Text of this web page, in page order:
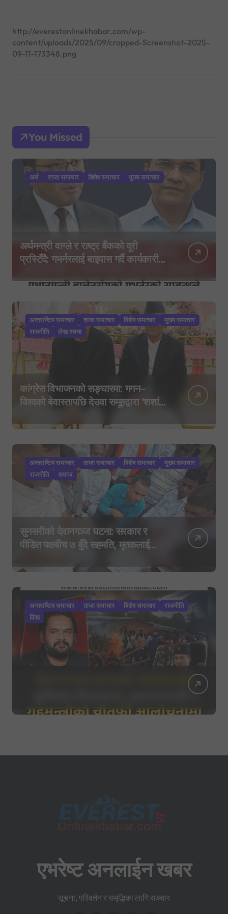
http://everestonlinekhabar.com/wp-
content/uploads/2025/09/cropped-Screenshot-2025-
09-11-173348.png
You Missed
अर्थ ताजा समाचार बिशेष समाचार मुख्य समाचार
अर्थमन्त्री वाग्ले र राष्ट्र बैंकको दूरी
प्रस्टिँदै: गभर्नरलाई बाइपास गर्दै कार्यकारी
अन्तराष्टिय समाचार ताजा समाचार बिशेष समाचार
मुख्य समाचार
राजनीति
लेख रचना
कांग्रेस विभाजनको सङ्घारमा: गगन–
विश्वको बेवास्तापछि देउवा समूहद्वारा ‘शशांक
यात्राको घोषणा तयारी!
अन्तराष्टिय समाचार ताजा समाचार बिशेष समाचार
मुख्य समाचार
राजनीति
समाज
सुनसरीको देवानगञ्ज घटना: सरकार र
पीडित पक्षबीच ७ बुँदे सहमति, मृतकलाई
अन्तराष्टिय समाचार ताजा समाचार बिशेष समाचार
राजनीति
विश्व
एभरेष्ट अनलाईन खबर
सूचना, परिवर्तन र समृद्धिका लागि सञ्चार